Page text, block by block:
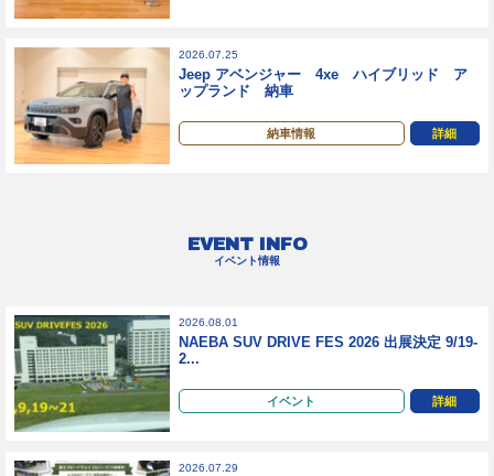
2026.07.25
Jeep アベンジャー 4xe ハイブリッド ア
ップランド 納車
納車情報 詳細
EVENT INFO
イベント情報
2026.08.01
NAEBA SUV DRIVE FES 2026 出展決定 9/19-
2...
イベント 詳細
2026.07.29